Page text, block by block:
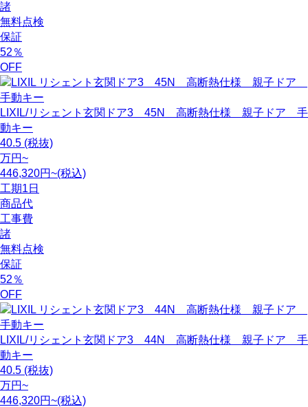
諸
無料点検
保証
52 ％
OFF
LIXIL/リシェント玄関ドア3 45N 高断熱仕様 親子ドア 手
動キー
40.5 (税抜)
万円~
446,320円~(税込)
工期1日
商品代
工事費
諸
無料点検
保証
52 ％
OFF
LIXIL/リシェント玄関ドア3 44N 高断熱仕様 親子ドア 手
動キー
40.5 (税抜)
万円~
446,320円~(税込)